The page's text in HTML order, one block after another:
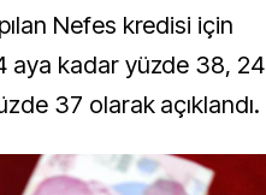
Nefes kredisi için
aya kadar yüzde 38, 24
37 olarak açıklandı.